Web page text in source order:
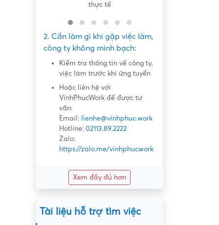
thực tế
2. Cần làm gì khi gặp việc làm,
công ty không minh bạch:
Kiểm tra thông tin về công ty,
việc làm trước khi ứng tuyển
Hoặc liên hệ với
VinhPhucWork để được tư
vấn:
Email: lienhe@vinhphuc.work
Hotline: 02113.89.2222
Zalo:
https://zalo.me/vinhphucwork
Xem đầy đủ hơn
Tài liệu hỗ trợ tìm việc